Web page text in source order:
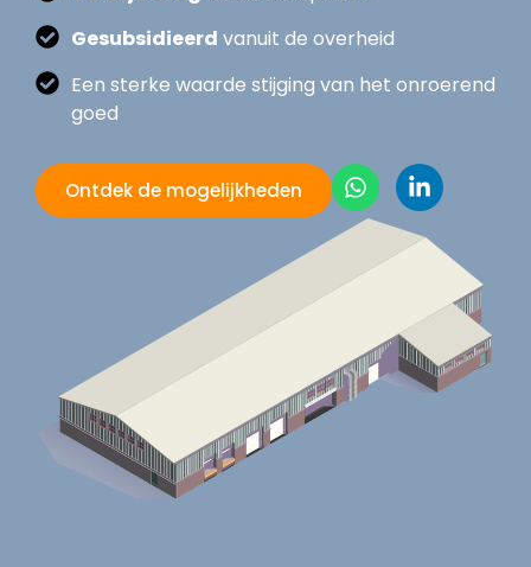
Gesubsidieerd vanuit de overheid
Een sterke waarde stijging van het onroerend
goed
Ontdek de mogelijkheden